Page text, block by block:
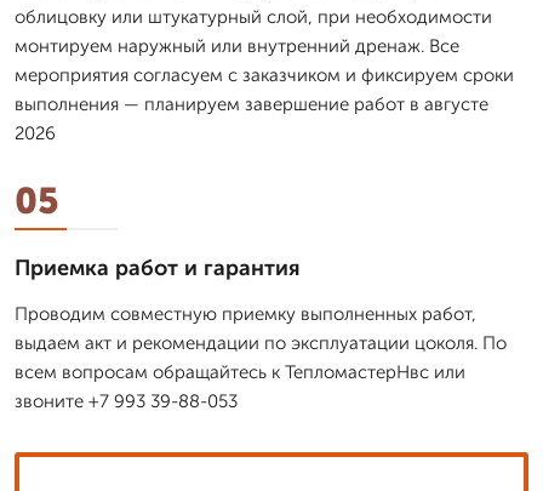
облицовку или штукатурный слой, при необходимости
монтируем наружный или внутренний дренаж. Все
мероприятия согласуем с заказчиком и фиксируем сроки
выполнения — планируем завершение работ в августе
2026
05
Приемка работ и гарантия
Проводим совместную приемку выполненных работ,
выдаем акт и рекомендации по эксплуатации цоколя. По
всем вопросам обращайтесь к ТепломастерНвс или
звоните +7 993 39-88-053